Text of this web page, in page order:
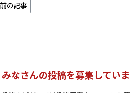
前の記事
みなさんの投稿を募集してい